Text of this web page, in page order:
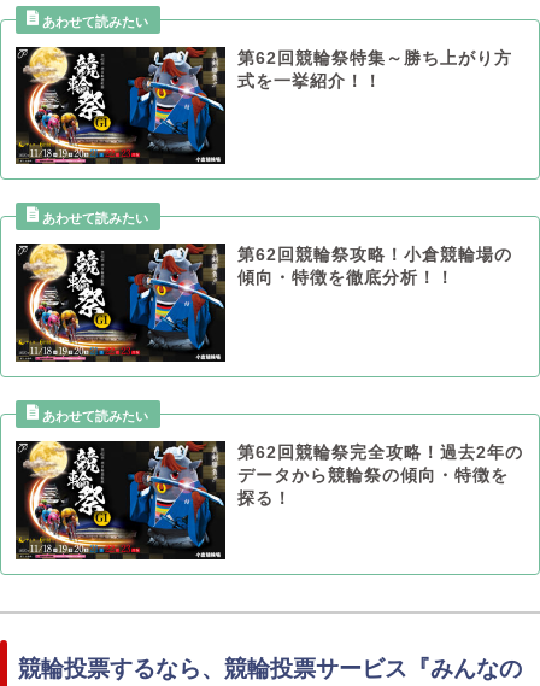
第62回競輪祭特集～勝ち上がり方
式を一挙紹介！！
第62回競輪祭攻略！小倉競輪場の
傾向・特徴を徹底分析！！
第62回競輪祭完全攻略！過去2年の
データから競輪祭の傾向・特徴を
探る！
競輪投票するなら、競輪投票サービス『みんなの